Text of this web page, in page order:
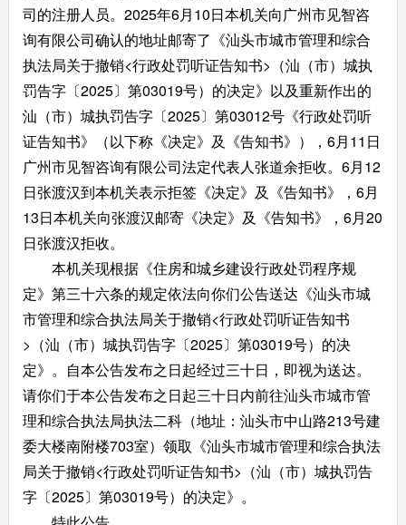
司的注册人员。2025年6月10日本机关向广州市见智咨
询有限公司确认的地址邮寄了《汕头市城市管理和综合
执法局关于撤销<行政处罚听证告知书>（汕（市）城执
罚告字〔2025〕第03019号）的决定》以及重新作出的
汕（市）城执罚告字〔2025〕第03012号《行政处罚听
证告知书》（以下称《决定》及《告知书》），6月11日
广州市见智咨询有限公司法定代表人张道余拒收。6月12
日张渡汉到本机关表示拒签《决定》及《告知书》，6月
13日本机关向张渡汉邮寄《决定》及《告知书》，6月20
日张渡汉拒收。
本机关现根据《住房和城乡建设行政处罚程序规
定》第三十六条的规定依法向你们公告送达《汕头市城
市管理和综合执法局关于撤销<行政处罚听证告知书
>（汕（市）城执罚告字〔2025〕第03019号）的决
定》。自本公告发布之日起经过三十日，即视为送达。
请你们于本公告发布之日起三十日内前往汕头市城市管
理和综合执法局执法二科（地址：汕头市中山路213号建
委大楼南附楼703室）领取《汕头市城市管理和综合执法
局关于撤销<行政处罚听证告知书>（汕（市）城执罚告
字〔2025〕第03019号）的决定》。